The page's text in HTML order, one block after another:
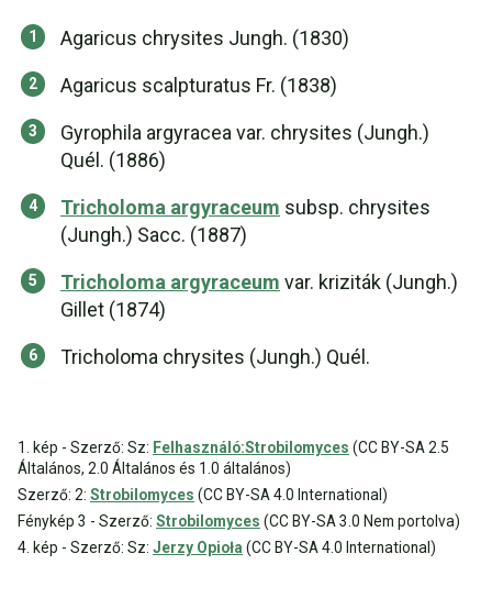
Agaricus chrysites Jungh. (1830)
Agaricus scalpturatus Fr. (1838)
Gyrophila argyracea var. chrysites (Jungh.)
Quél. (1886)
Tricholoma argyraceum subsp. chrysites
(Jungh.) Sacc. (1887)
Tricholoma argyraceum var. kriziták (Jungh.)
Gillet (1874)
Tricholoma chrysites (Jungh.) Quél.
1. kép - Szerző: Sz: Felhasználó:Strobilomyces (CC BY-SA 2.5
Általános, 2.0 Általános és 1.0 általános)
Szerző: 2: Strobilomyces (CC BY-SA 4.0 International)
Fénykép 3 - Szerző: Strobilomyces (CC BY-SA 3.0 Nem portolva)
4. kép - Szerző: Sz: Jerzy Opioła (CC BY-SA 4.0 International)